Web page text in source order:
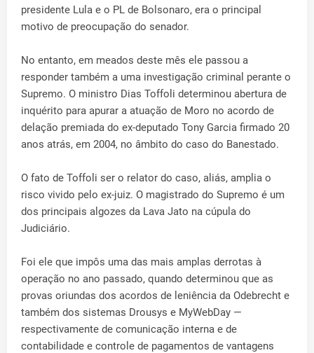
presidente Lula e o PL de Bolsonaro, era o principal
motivo de preocupação do senador.
No entanto, em meados deste mês ele passou a
responder também a uma investigação criminal perante o
Supremo. O ministro Dias Toffoli determinou abertura de
inquérito para apurar a atuação de Moro no acordo de
delação premiada do ex-deputado Tony Garcia firmado 20
anos atrás, em 2004, no âmbito do caso do Banestado.
O fato de Toffoli ser o relator do caso, aliás, amplia o
risco vivido pelo ex-juiz. O magistrado do Supremo é um
dos principais algozes da Lava Jato na cúpula do
Judiciário.
Foi ele que impôs uma das mais amplas derrotas à
operação no ano passado, quando determinou que as
provas oriundas dos acordos de leniência da Odebrecht e
também dos sistemas Drousys e MyWebDay —
respectivamente de comunicação interna e de
contabilidade e controle de pagamentos de vantagens